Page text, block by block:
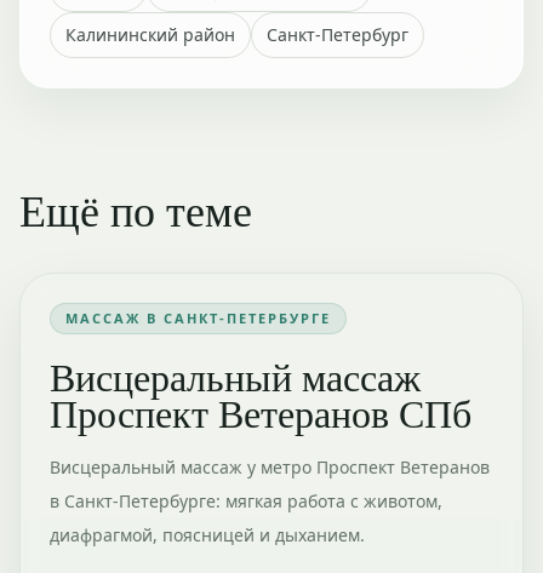
Калининский район
Санкт-Петербург
Ещё по теме
МАССАЖ В САНКТ-ПЕТЕРБУРГЕ
Висцеральный массаж
Проспект Ветеранов СПб
Висцеральный массаж у метро Проспект Ветеранов
в Санкт-Петербурге: мягкая работа с животом,
диафрагмой, поясницей и дыханием.